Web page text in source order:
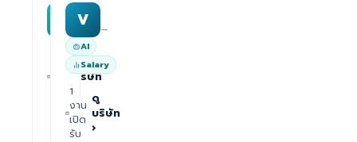
MAA group
—
งาน ดู
บริษัท
V —
AI
Salary
1
งาน
เปิด
รับ
ดู
บริษัท
›